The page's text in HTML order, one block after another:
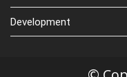
Development